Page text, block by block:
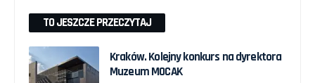
TO JESZCZE PRZECZYTAJ
Kraków. Kolejny konkurs na dyrektora
Muzeum MOCAK